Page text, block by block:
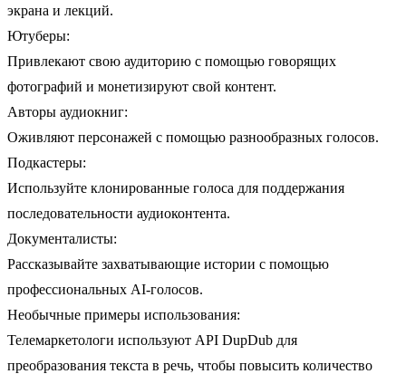
экрана и лекций.
Ютуберы:
Привлекают свою аудиторию с помощью говорящих
фотографий и монетизируют свой контент.
Авторы аудиокниг:
Оживляют персонажей с помощью разнообразных голосов.
Подкастеры:
Используйте клонированные голоса для поддержания
последовательности аудиоконтента.
Документалисты:
Рассказывайте захватывающие истории с помощью
профессиональных AI-голосов.
Необычные примеры использования:
Телемаркетологи используют API DupDub для
преобразования текста в речь, чтобы повысить количество